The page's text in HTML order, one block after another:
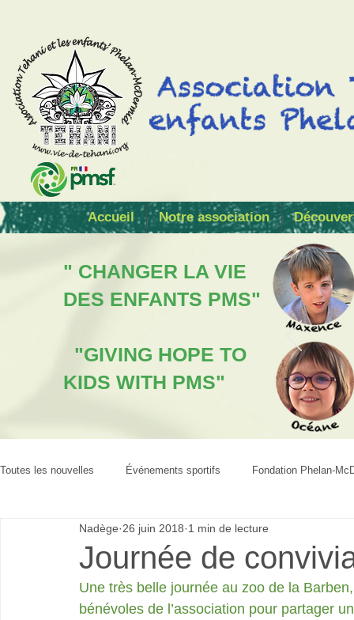
Accueil Notre association
" CHANGER LA VIE
DES ENFANTS PMS"
"GIVING HOPE TO
KIDS WITH PMS"
Toutes les nouvelles Événements sportifs Fondation Phelan-
Journée de
Nadège 26 juin 2018 1 min de lecture
Une très belle journée au zoo de la
bénévoles de l’association pour partager